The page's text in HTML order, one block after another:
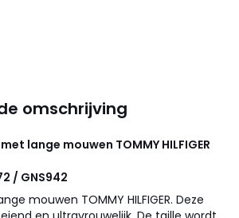
omschrijving
lange mouwen TOMMY HILFIGER
/ GNS942
mouwen TOMMY HILFIGER. Deze